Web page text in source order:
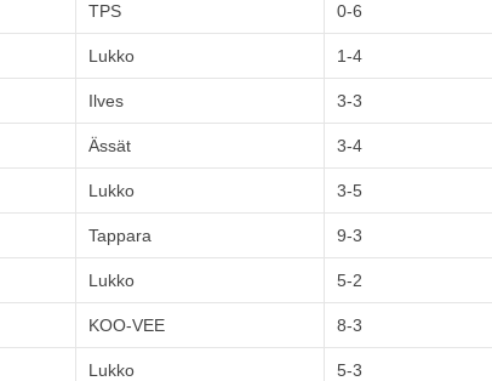
TPS 0-6
Lukko 1-4
Ilves 3-3
Ässät 3-4
Lukko 3-5
Tappara 9-3
Lukko 5-2
KOO-VEE 8-3
Lukko 5-3